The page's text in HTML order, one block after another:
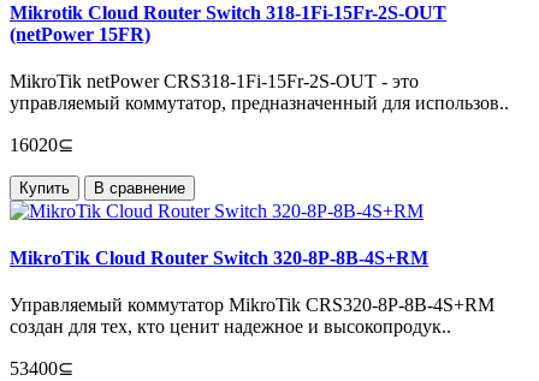
Mikrotik Cloud Router Switch 318-1Fi-15Fr-2S-OUT
(netPower 15FR)
MikroTik netPower CRS318-1Fi-15Fr-2S-OUT - это
управляемый коммутатор, предназначенный для использов..
16020⊆
Купить В сравнение
MikroTik Cloud Router Switch 320-8P-8B-4S+RM
Управляемый коммутатор MikroTik CRS320-8P-8B-4S+RM
создан для тех, кто ценит надежное и высокопродук..
53400⊆